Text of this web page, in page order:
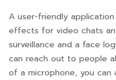
A user-friendly
effects for video chats
surveillance and a face
can reach out to people
of a microphone, you can